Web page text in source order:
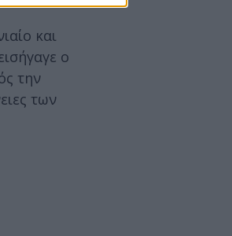
και
ο
την
των